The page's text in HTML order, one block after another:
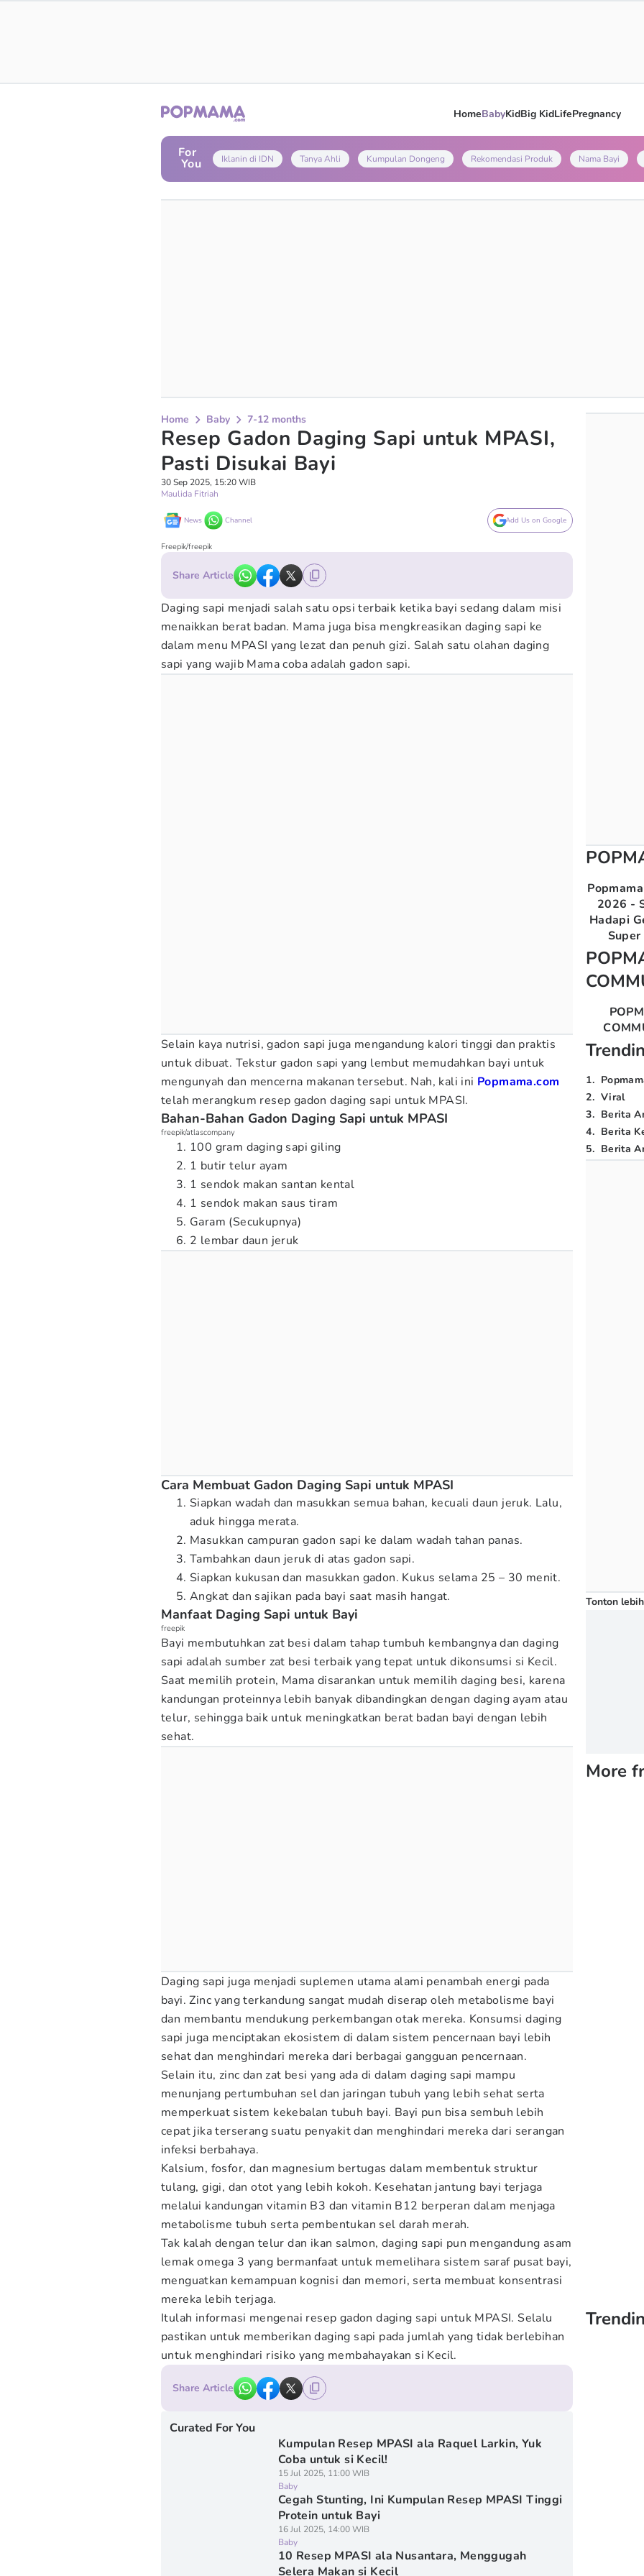
HomeBabyKidBig KidLifePregnancy
For
You Iklanin di IDN Tanya Ahli Kumpulan Dongeng Rekomendasi Produk Nama Bayi
Home Baby 7-12 months
Resep Gadon Daging Sapi untuk MPASI,
Pasti Disukai Bayi
30 Sep 2025, 15:20 WIB
Maulida Fitriah
News Channel Add Us on Google
Freepik/freepik
Share Article
Daging sapi menjadi salah satu opsi terbaik ketika bayi sedang dalam misi
menaikkan berat badan. Mama juga bisa mengkreasikan daging sapi ke
dalam menu MPASI yang lezat dan penuh gizi. Salah satu olahan daging
sapi yang wajib Mama coba adalah gadon sapi.
Selain kaya nutrisi, gadon sapi juga mengandung kalori tinggi dan praktis
untuk dibuat. Tekstur gadon sapi yang lembut memudahkan bayi untuk
mengunyah dan mencerna makanan tersebut. Nah, kali ini Popmama.com
telah merangkum resep gadon daging sapi untuk MPASI.
Bahan-Bahan Gadon Daging Sapi untuk MPASI
freepik/atlascompany
100 gram daging sapi giling
1 butir telur ayam
1 sendok makan santan kental
1 sendok makan saus tiram
Garam (Secukupnya)
2 lembar daun jeruk
Cara Membuat Gadon Daging Sapi untuk MPASI
Siapkan wadah dan masukkan semua bahan, kecuali daun jeruk. Lalu,
aduk hingga merata.
Masukkan campuran gadon sapi ke dalam wadah tahan panas.
Tambahkan daun jeruk di atas gadon sapi.
Siapkan kukusan dan masukkan gadon. Kukus selama 25 – 30 menit.
Angkat dan sajikan pada bayi saat masih hangat.
Manfaat Daging Sapi untuk Bayi
freepik
Bayi membutuhkan zat besi dalam tahap tumbuh kembangnya dan daging
sapi adalah sumber zat besi terbaik yang tepat untuk dikonsumsi si Kecil.
Saat memilih protein, Mama disarankan untuk memilih daging besi, karena
kandungan proteinnya lebih banyak dibandingkan dengan daging ayam atau
telur, sehingga baik untuk meningkatkan berat badan bayi dengan lebih
sehat.
Daging sapi juga menjadi suplemen utama alami penambah energi pada
bayi. Zinc yang terkandung sangat mudah diserap oleh metabolisme bayi
dan membantu mendukung perkembangan otak mereka. Konsumsi daging
sapi juga menciptakan ekosistem di dalam sistem pencernaan bayi lebih
sehat dan menghindari mereka dari berbagai gangguan pencernaan.
Selain itu, zinc dan zat besi yang ada di dalam daging sapi mampu
menunjang pertumbuhan sel dan jaringan tubuh yang lebih sehat serta
memperkuat sistem kekebalan tubuh bayi. Bayi pun bisa sembuh lebih
cepat jika terserang suatu penyakit dan menghindari mereka dari serangan
infeksi berbahaya.
Kalsium, fosfor, dan magnesium bertugas dalam membentuk struktur
tulang, gigi, dan otot yang lebih kokoh. Kesehatan jantung bayi terjaga
melalui kandungan vitamin B3 dan vitamin B12 berperan dalam menjaga
metabolisme tubuh serta pembentukan sel darah merah.
Tak kalah dengan telur dan ikan salmon, daging sapi pun mengandung asam
lemak omega 3 yang bermanfaat untuk memelihara sistem saraf pusat bayi,
menguatkan kemampuan kognisi dan memori, serta membuat konsentrasi
mereka lebih terjaga.
Itulah informasi mengenai resep gadon daging sapi untuk MPASI. Selalu
pastikan untuk memberikan daging sapi pada jumlah yang tidak berlebihan
untuk menghindari risiko yang membahayakan si Kecil.
Share Article
Curated For You
Kumpulan Resep MPASI ala Raquel Larkin, Yuk
Coba untuk si Kecil!
15 Jul 2025, 11:00 WIB
Baby
Cegah Stunting, Ini Kumpulan Resep MPASI Tinggi
Protein untuk Bayi
16 Jul 2025, 14:00 WIB
Baby
10 Resep MPASI ala Nusantara, Menggugah
Selera Makan si Kecil
2026 -
Hadapi
1.
2. Viral
3. Berita
4. Berita
5. Berita
Tonton
More